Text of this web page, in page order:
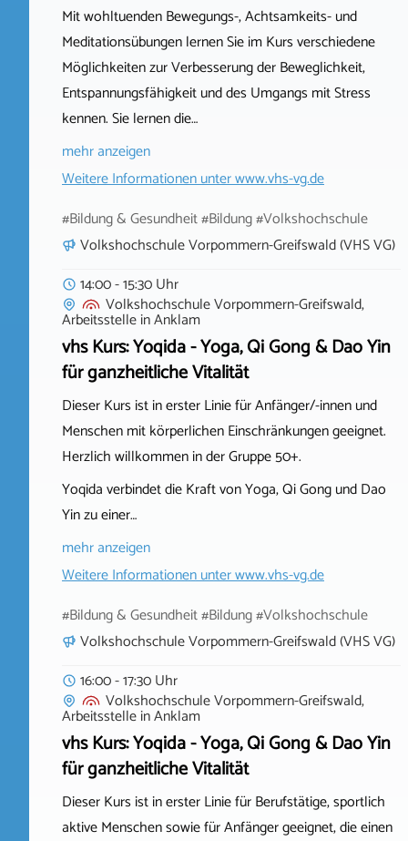
Mit wohltuenden Bewegungs-, Achtsamkeits- und
Meditationsübungen lernen Sie im Kurs verschiedene
Möglichkeiten zur Verbesserung der Beweglichkeit,
Entspannungsfähigkeit und des Umgangs mit Stress
kennen. Sie lernen die…
mehr anzeigen
Weitere Informationen unterwww.vhs-vg.de
#Bildung & Gesundheit #Bildung #Volkshochschule
Volkshochschule Vorpommern-Greifswald (VHS VG)
14:00 - 15:30 Uhr
Volkshochschule Vorpommern-Greifswald,
ArbeitsstelleinAnklam
vhs Kurs: Yoqida - Yoga, Qi Gong & Dao Yin
für ganzheitliche Vitalität
Dieser Kurs ist in erster Linie für Anfänger/-innen und
Menschen mit körperlichen Einschränkungen geeignet.
Herzlich willkommen in der Gruppe 50+.
Yoqida verbindet die Kraft von Yoga, Qi Gong und Dao
Yin zu einer…
mehr anzeigen
Weitere Informationen unterwww.vhs-vg.de
#Bildung & Gesundheit #Bildung #Volkshochschule
Volkshochschule Vorpommern-Greifswald (VHS VG)
16:00 - 17:30 Uhr
Volkshochschule Vorpommern-Greifswald,
ArbeitsstelleinAnklam
vhs Kurs: Yoqida - Yoga, Qi Gong & Dao Yin
für ganzheitliche Vitalität
Dieser Kurs ist in erster Linie für Berufstätige, sportlich
aktive Menschen sowie für Anfänger geeignet, die einen